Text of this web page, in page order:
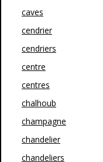
caves
cendrier
cendriers
centre
centres
chalhoub
champagne
chandelier
chandeliers